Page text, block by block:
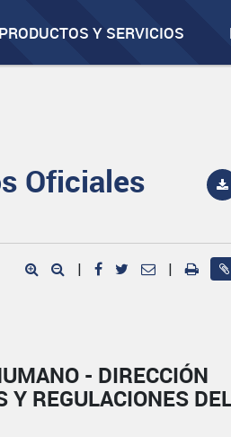
PRODUCTOS Y SERVICIOS
Oficiales
| |
- DIRECCIÓN
Y REGULACIONES